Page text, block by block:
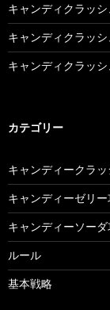
キャンディクラッ
キャンディクラッ
キャンディクラッ
カテゴリー
キャンディークラ
キャンディーゼリ
キャンディーソー
ルール
基本戦略